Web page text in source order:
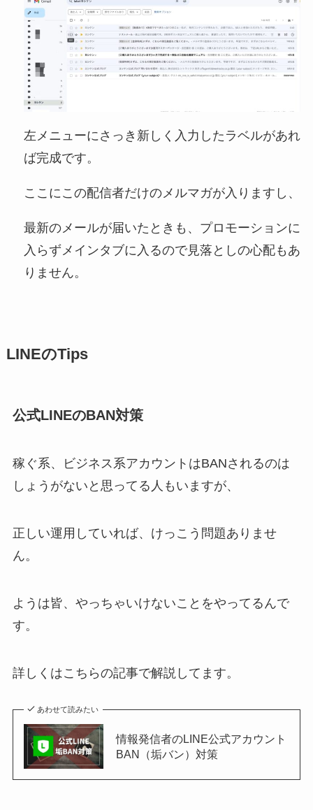
左メニューにさっき新しく入力したラベルがあれ
ば完成です。
ここにこの配信者だけのメルマガが入りますし、
最新のメールが届いたときも、プロモーションに
入らずメインタブに入るので見落としの心配もあ
りません。
LINEのTips
公式LINEのBAN対策
稼ぐ系、ビジネス系アカウントはBANされるのは
しょうがないと思ってる人もいますが、
正しい運用していれば、けっこう問題ありませ
ん。
ようは皆、やっちゃいけないことをやってるんで
す。
詳しくはこちらの記事で解説してます。
あわせて読みたい
情報発信者のLINE公式アカウント
BAN（垢バン）対策